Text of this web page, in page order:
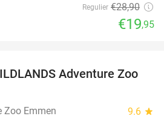
Regulier €28,90
€19,95
24%
Adventure Zoo
Zoo Emmen 9.6 star